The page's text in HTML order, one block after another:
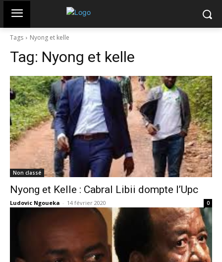
Tags Nyong et kelle
Tag: Nyong et kelle
Non classé
Nyong et Kelle : Cabral Libii dompte l’Upc
Ludovic Ngoueka - 14 février 2020 0